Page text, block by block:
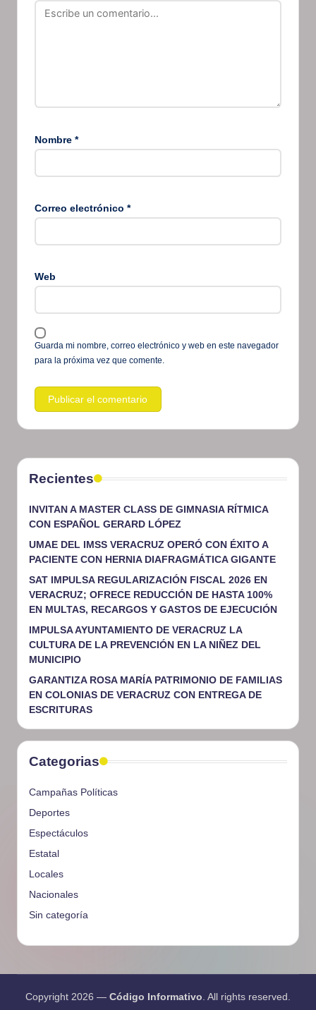
Nombre *
Correo electrónico *
Web
Guarda mi nombre, correo electrónico y web en este navegador
para la próxima vez que comente.
Recientes
INVITAN A MASTER CLASS DE GIMNASIA RÍTMICA
CON ESPAÑOL GERARD LÓPEZ
UMAE DEL IMSS VERACRUZ OPERÓ CON ÉXITO A
PACIENTE CON HERNIA DIAFRAGMÁTICA GIGANTE
SAT IMPULSA REGULARIZACIÓN FISCAL 2026 EN
VERACRUZ; OFRECE REDUCCIÓN DE HASTA 100%
EN MULTAS, RECARGOS Y GASTOS DE EJECUCIÓN
IMPULSA AYUNTAMIENTO DE VERACRUZ LA
CULTURA DE LA PREVENCIÓN EN LA NIÑEZ DEL
MUNICIPIO
GARANTIZA ROSA MARÍA PATRIMONIO DE FAMILIAS
EN COLONIAS DE VERACRUZ CON ENTREGA DE
ESCRITURAS
Categorias
Campañas Políticas
Deportes
Espectáculos
Estatal
Locales
Nacionales
Sin categoría
Copyright 2026 — Código Informativo . All rights reserved.